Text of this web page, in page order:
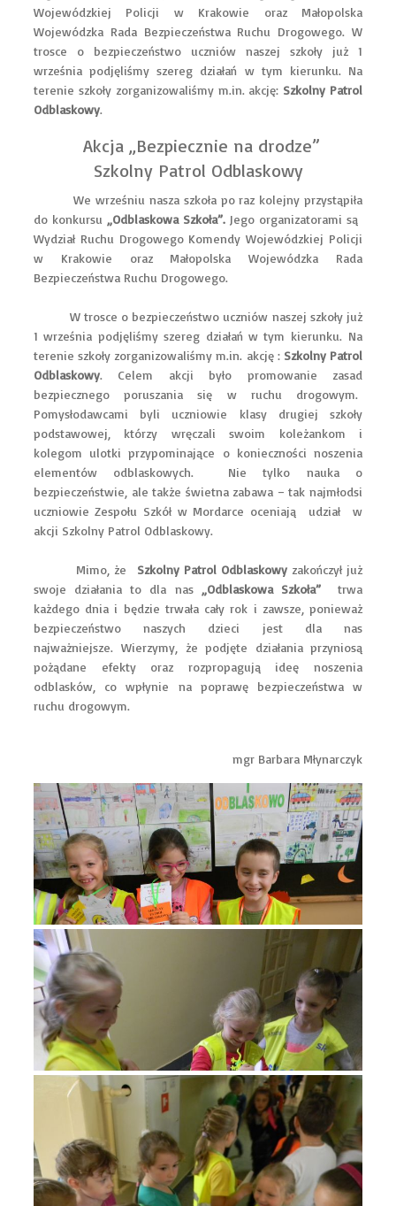
Wojewódzkiej Policji w Krakowie oraz Małopolska
Wojewódzka Rada Bezpieczeństwa Ruchu Drogowego. W
trosce o bezpieczeństwo uczniów naszej szkoły już 1
września podjęliśmy szereg działań w tym kierunku. Na
terenie szkoły zorganizowaliśmy m.in. akcję: Szkolny Patrol
Odblaskowy.
Akcja „Bezpiecznie na drodze”
Szkolny Patrol Odblaskowy
We wrześniu nasza szkoła po raz kolejny przystąpiła
do konkursu „Odblaskowa Szkoła”.Jego organizatorami są
Wydział Ruchu Drogowego Komendy Wojewódzkiej Policji
w Krakowie oraz Małopolska Wojewódzka Rada
Bezpieczeństwa Ruchu Drogowego.
W trosce o bezpieczeństwo uczniów naszej szkoły już
1 września podjęliśmy szereg działań w tym kierunku. Na
terenie szkoły zorganizowaliśmy m.in. akcję :Szkolny Patrol
Odblaskowy. Celem akcji było promowanie zasad
bezpiecznego poruszania się w ruchu drogowym.
Pomysłodawcami byli uczniowie klasy drugiej szkoły
podstawowej, którzy wręczali swoim koleżankom i
kolegom ulotki przypominające o konieczności noszenia
elementów odblaskowych. Nie tylko nauka o
bezpieczeństwie, ale także świetna zabawa – tak najmłodsi
uczniowie Zespołu Szkół w Mordarce oceniają udział w
akcji Szkolny Patrol Odblaskowy.
Mimo, że Szkolny Patrol Odblaskowyzakończył już
swoje działania to dla nas„Odblaskowa Szkoła”
trwa
każdego dnia i będzie trwała cały rok i zawsze, ponieważ
bezpieczeństwo naszych dzieci jest dla nas
najważniejsze. Wierzymy, że podjęte działania przyniosą
pożądane efekty oraz rozpropagują ideę noszenia
odblasków, co wpłynie na poprawę bezpieczeństwa w
ruchu drogowym.
mgr Barbara Młynarczyk